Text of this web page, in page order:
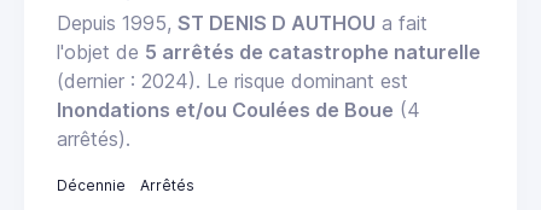
Depuis 1995, ST DENIS D AUTHOU a fait
l'objet de 5 arrêtés de catastrophe naturelle
(dernier : 2024). Le risque dominant est
Inondations et/ou Coulées de Boue (4
arrêtés).
Décennie
Arrêtés